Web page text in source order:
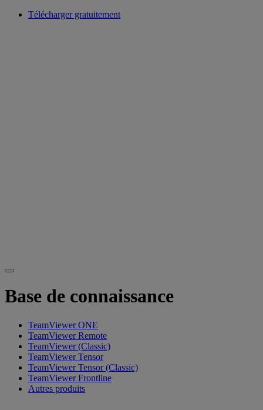
Télécharger gratuitement
Base de connaissance
TeamViewer ONE
TeamViewer Remote
TeamViewer (Classic)
TeamViewer Tensor
TeamViewer Tensor (Classic)
TeamViewer Frontline
Autres produits